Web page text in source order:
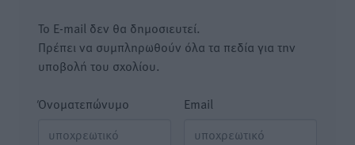
Το E-mail δεν θα δημοσιευτεί.
Πρέπει να συμπληρωθούν όλα τα πεδία για την
υποβολή του σχολίου.
Όνοματεπώνυμο Email